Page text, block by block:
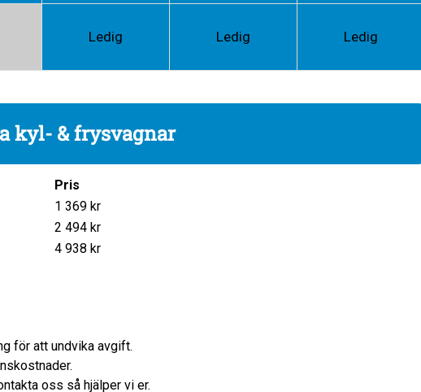
Ledig Ledig Ledig
kyl- & frysvagnar
Pris
1 369 kr
2 494 kr
4 938 kr
för att undvika avgift.
oss så hjälper vi er.